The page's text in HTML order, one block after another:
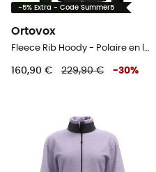
-5% Extra - Code Summer5
Ortovox
Fleece Rib Hoody - Polaire en laine mérinos homme
160,90 € 229,90 € -30%